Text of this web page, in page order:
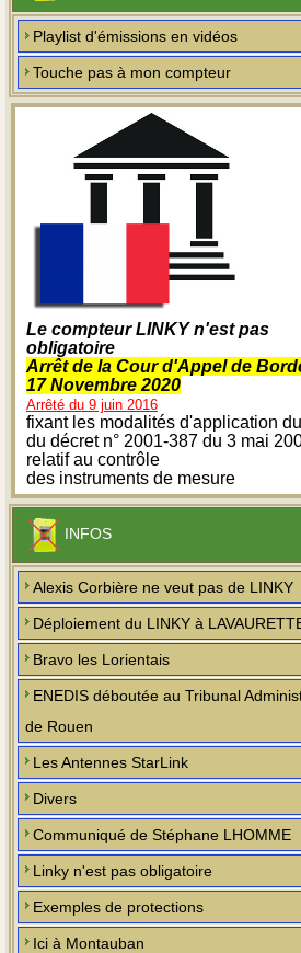
Playlist d'émissions en vidéos
Touche pas à mon compteur
Le compteur LINKY n'est pas
obligatoire
Arrêt de la Cour d'Appel de
17 Novembre 2020
Arrêté du 9 juin 2016
fixant les modalités d'application du
du décret n° 2001-387 du 3 mai
relatif au contrôle
des instruments de mesure
INFOS
Alexis Corbière ne veut pas de LINKY
Déploiement du LINKY à
Bravo les Lorientais
ENEDIS déboutée au Tribunal
de Rouen
Les Antennes StarLink
Divers
Communiqué de Stéphane LHOMME
Linky n'est pas obligatoire
Exemples de protections
Ici à Montauban